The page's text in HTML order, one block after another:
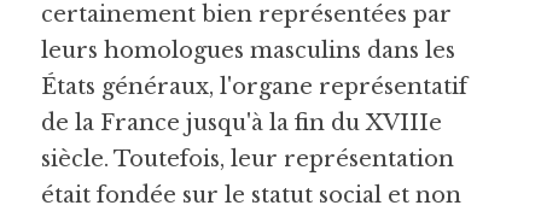
certainement bien représentées par
leurs homologues masculins dans les
États généraux, l'organe représentatif
de la France jusqu'à la fin du XVIIIe
siècle. Toutefois, leur représentation
était fondée sur le statut social et non